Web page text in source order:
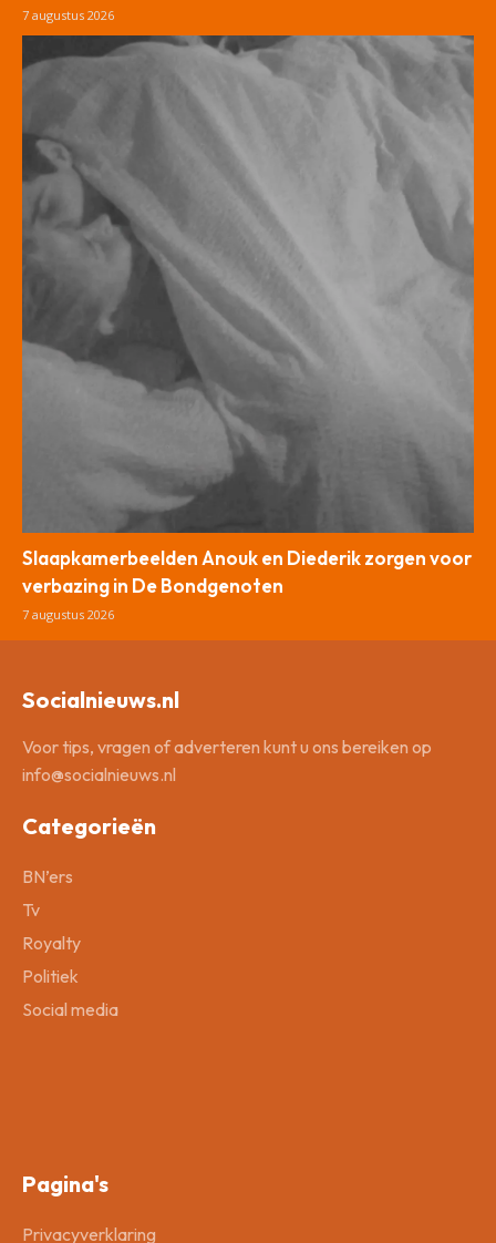
7 augustus 2026
Slaapkamerbeelden Anouk en Diederik zorgen voor
verbazing in De Bondgenoten
7 augustus 2026
Socialnieuws.nl
Voor tips, vragen of adverteren kunt u ons bereiken op
info@socialnieuws.nl
Categorieën
BN’ers
Tv
Royalty
Politiek
Social media
Pagina's
Privacyverklaring